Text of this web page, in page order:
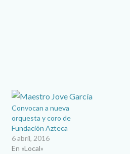
Convocan a nueva
orquesta y coro de
Fundación Azteca
6 abril, 2016
En «Local»